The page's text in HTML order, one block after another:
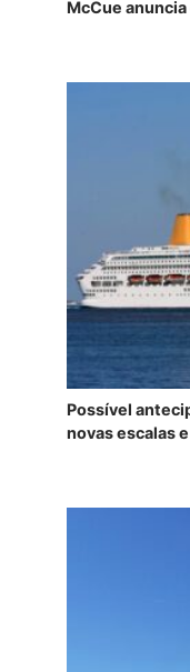
McCue
Possível
novas escalas